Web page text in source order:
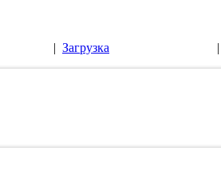
| Загрузка |